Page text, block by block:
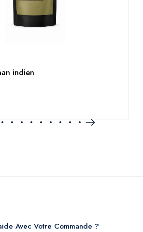
indien
Avec Votre Commande ?